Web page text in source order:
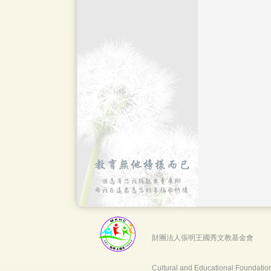
財團法人張明王國秀文教基金會
Cultural and Educational